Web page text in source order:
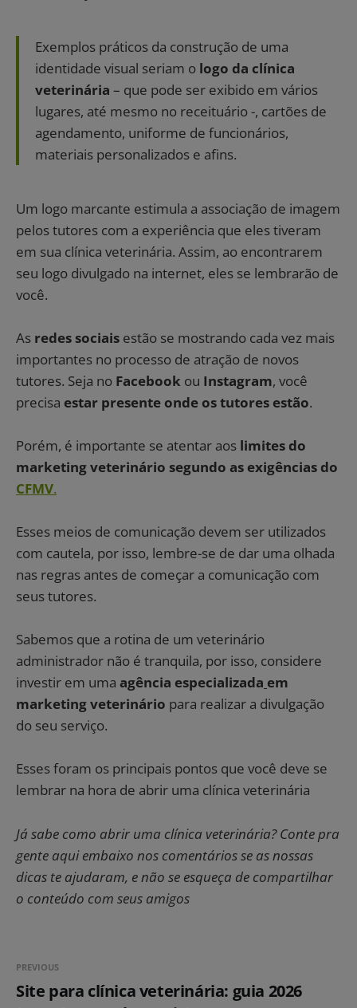
Exemplos práticos da construção de uma
identidade visual seriam o logo da clínica
veterinária – que pode ser exibido em vários
lugares, até mesmo no receituário -, cartões de
agendamento, uniforme de funcionários,
materiais personalizados e afins.
Um logo marcante estimula a associação de imagem
pelos tutores com a experiência que eles tiveram
em sua clínica veterinária. Assim, ao encontrarem
seu logo divulgado na internet, eles se lembrarão de
você.
As redes sociais estão se mostrando cada vez mais
importantes no processo de atração de novos
tutores. Seja no Facebook ou Instagram, você
precisa estar presente onde os tutores estão.
Porém, é importante se atentar aos limites do
marketing veterinário segundo as exigências do
CFMV.
Esses meios de comunicação devem ser utilizados
com cautela, por isso, lembre-se de dar uma olhada
nas regras antes de começar a comunicação com
seus tutores.
Sabemos que a rotina de um veterinário
administrador não é tranquila, por isso, considere
investir em uma agência especializada em
marketing veterinário para realizar a divulgação
do seu serviço.
Esses foram os principais pontos que você deve se
lembrar na hora de abrir uma clínica veterinária
Já sabe como abrir uma clínica veterinária? Conte pra
gente aqui embaixo nos comentários se as nossas
dicas te ajudaram, e não se esqueça de compartilhar
o conteúdo com seus amigos
PREVIOUS
Site para clínica veterinária: guia 2026